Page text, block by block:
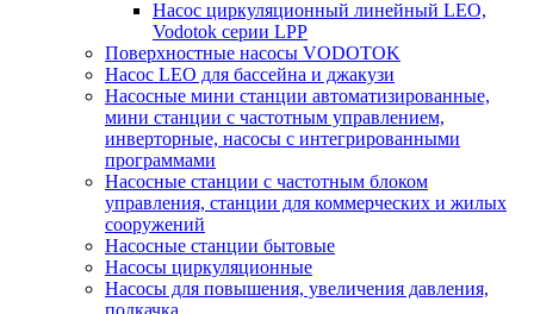
Насос циркуляционный линейный LEO,
Vodotok серии LPP
Поверхностные насосы VODOTOK
Насос LEO для бассейна и джакузи
Насосные мини станции автоматизированные,
мини станции с частотным управлением,
инверторные, насосы с интегрированными
программами
Насосные станции с частотным блоком
управления, станции для коммерческих и жилых
сооружений
Насосные станции бытовые
Насосы циркуляционные
Насосы для повышения, увеличения давления,
подкачка